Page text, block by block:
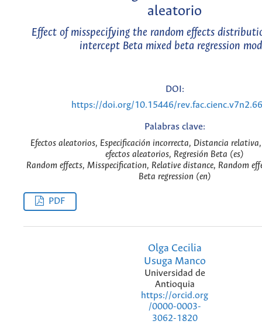
aleatorio
Effect of misspecifying the random effects
intercept Beta mixed beta regression
DOI:
https://doi.org/10.15446/
Palabras clave:
Efectos aleatorios, Especificación incorrecta, Distancia
efectos aleatorios, Regresión Beta (es)
Random effects, Misspecification, Relative distance, Random
Beta regression (en)
PDF
Olga Cecilia
Usuga Manco
Universidad de
Antioquia
https://orcid.org
/0000-0003-
3062-1820